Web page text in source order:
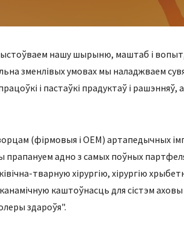
нашу шырыню, маштаб і
зменлівых умовах мы наладжваем
і пастаўкі прадуктаў і
(фірмовыя і OEM) артапедычных
адно з самых поўных
тварную хірургію, хірургію
каштоўнасць для сістэм
здароўя".